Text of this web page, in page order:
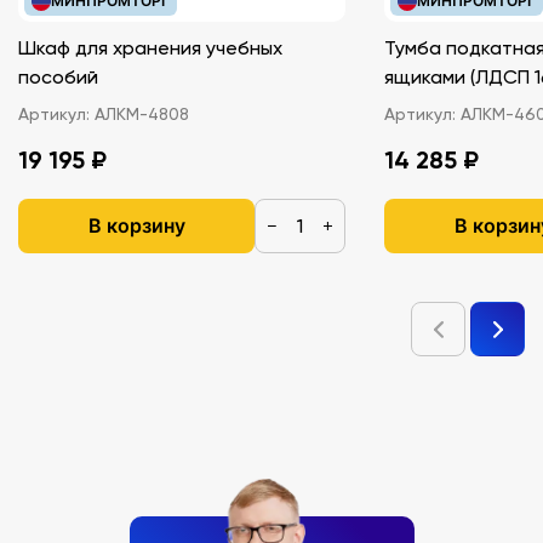
Шкаф для хранения учебных
пособий
Артикул: АЛКМ-4808
19 195 ₽
В корзину − +
Тумба
ящиками
Артикул: АЛКМ-
14 285 ₽
В